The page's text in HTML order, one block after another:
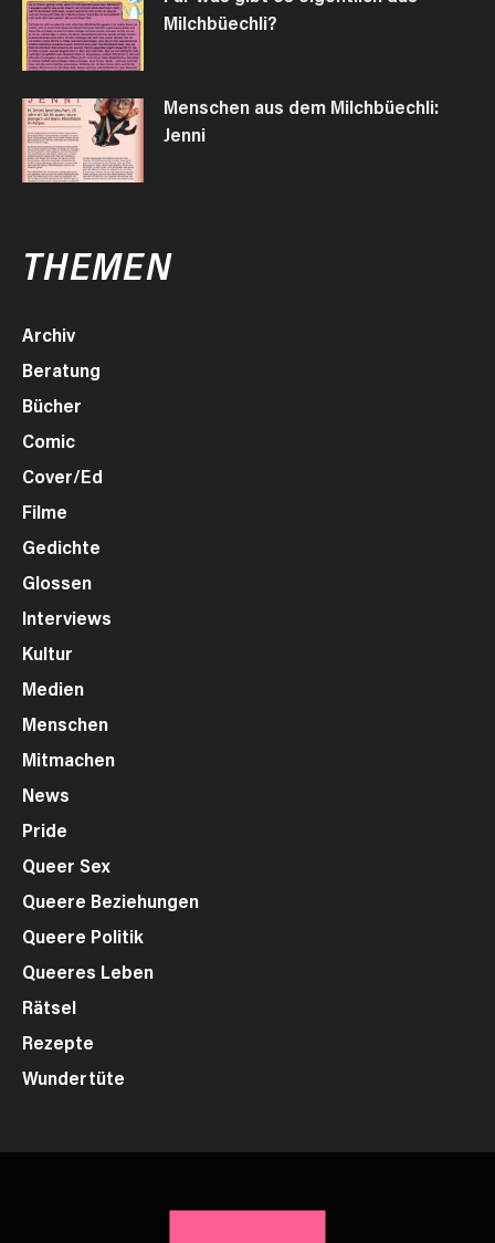
Milchbüechli?
Menschen aus dem Milchbüechli:
Jenni
THEMEN
Archiv
Beratung
Bücher
Comic
Cover/Ed
Filme
Gedichte
Glossen
Interviews
Kultur
Medien
Menschen
Mitmachen
News
Pride
Queer Sex
Queere Beziehungen
Queere Politik
Queeres Leben
Rätsel
Rezepte
Wundertüte